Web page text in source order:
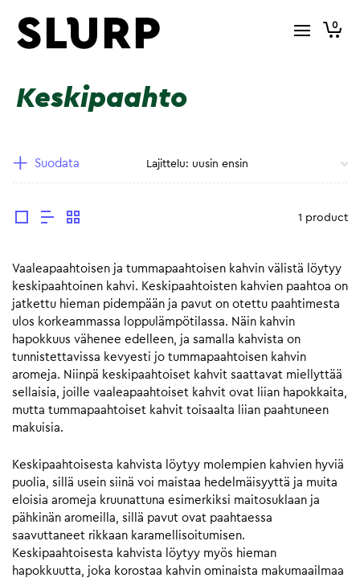
0
Keskipaahto
Suodata
1 product
Vaaleapaahtoisen ja tummapaahtoisen kahvin välistä löytyy
keskipaahtoinen kahvi. Keskipaahtoisten kahvien paahtoa on
jatkettu hieman pidempään ja pavut on otettu paahtimesta
ulos korkeammassa loppulämpötilassa. Näin kahvin
hapokkuus vähenee edelleen, ja samalla kahvista on
tunnistettavissa kevyesti jo tummapaahtoisen kahvin
aromeja. Niinpä keskipaahtoiset kahvit saattavat miellyttää
sellaisia, joille vaaleapaahtoiset kahvit ovat liian hapokkaita,
mutta tummapaahtoiset kahvit toisaalta liian paahtuneen
makuisia.
Keskipaahtoisesta kahvista löytyy molempien kahvien hyviä
puolia, sillä usein siinä voi maistaa hedelmäisyyttä ja muita
eloisia aromeja kruunattuna esimerkiksi maitosuklaan ja
pähkinän aromeilla, sillä pavut ovat paahtaessa
saavuttaneet rikkaan karamellisoitumisen.
Keskipaahtoisesta kahvista löytyy myös hieman
hapokkuutta, joka korostaa kahvin ominaista makumaailmaa